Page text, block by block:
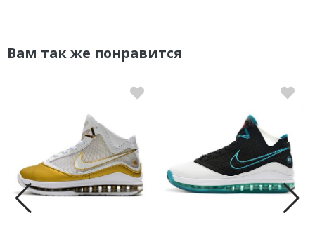
Вам так же понравится